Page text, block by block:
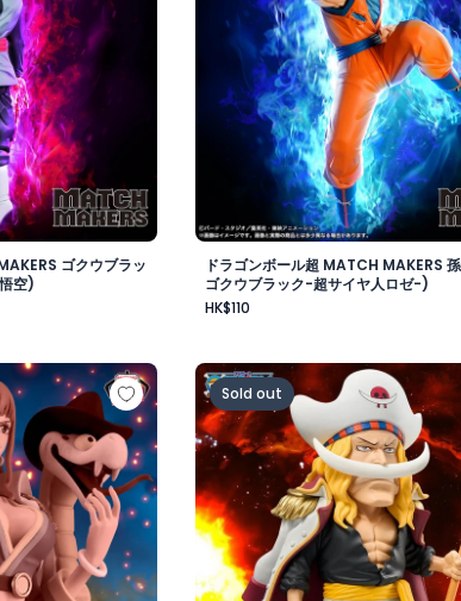
ゴクウブラッ
空)
ドラゴンボール超 MATCH MAKERS
ゴクウブラック-超サイヤ人ロゼ-)
HK$110
COLLECTION-GLORIOSA-ワンピース メガワールドコ
Sold out